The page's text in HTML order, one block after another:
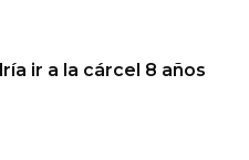
ir a la cárcel 8 años